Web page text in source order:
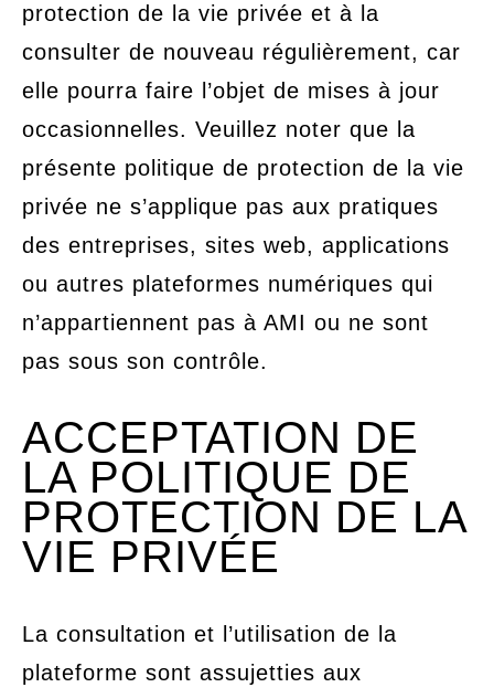
protection de la vie privée et à la
consulter de nouveau régulièrement, car
elle pourra faire l’objet de mises à jour
occasionnelles. Veuillez noter que la
présente politique de protection de la vie
privée ne s’applique pas aux pratiques
des entreprises, sites web, applications
ou autres plateformes numériques qui
n’appartiennent pas à AMI ou ne sont
pas sous son contrôle.
ACCEPTATION DE
LA POLITIQUE DE
PROTECTION DE LA
VIE PRIVÉE
La consultation et l’utilisation de la
plateforme sont assujetties aux